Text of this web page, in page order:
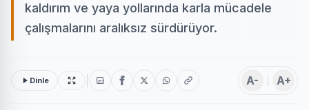
kaldırım ve yaya yollarında karla mücadele
çalışmalarını aralıksız sürdürüyor.
Dinle A- A+